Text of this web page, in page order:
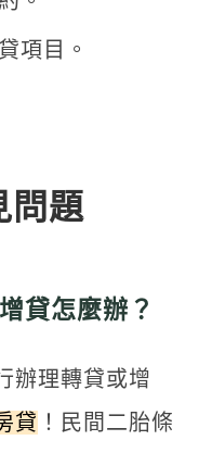
項目。
問題
貸怎麼辦？
辦理轉貸或增
貸 ！民間二胎條